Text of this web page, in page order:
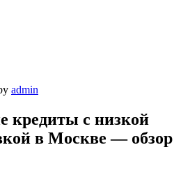
admin
кредиты с низкой
в Москве — обзор